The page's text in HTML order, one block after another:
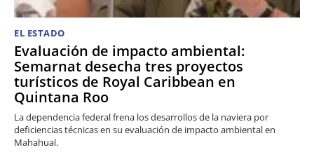
EL ESTADO
Evaluación de impacto ambiental:
Semarnat desecha tres proyectos
turísticos de Royal Caribbean en
Quintana Roo
La dependencia federal frena los desarrollos de la naviera por
deficiencias técnicas en su evaluación de impacto ambiental en
Mahahual.